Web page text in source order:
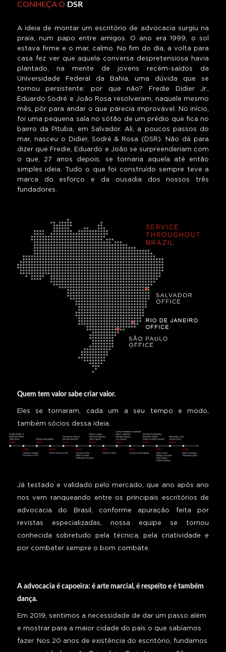
CONHEÇA ODSR
A ideia de montar um escritório de advocacia surgiu na
praia, num papo entre amigos. O ano era 1999, o sol
estava firme e o mar, calmo. No fim do dia, a volta para
casa fez ver que aquela conversa despretensiosa havia
plantado, na mente de jovens recém-saídos da
Universidade Federal da Bahia, uma dúvida que se
tornou persistente: por que não? Fredie Didier Jr.,
Eduardo Sodré e João Rosa resolveram, naquele mesmo
mês, pôr para andar o que parecia improvável. No início,
foi uma pequena sala no sótão de um prédio que fica no
bairro da Pituba, em Salvador. Ali, a poucos passos do
mar, nasceu o Didier, Sodré & Rosa (DSR). Não dá para
dizer que Fredie, Eduardo e João se surpreenderiam com
o que, 27 anos depois, se tornaria aquela até então
simples ideia. Tudo o que foi construído sempre teve a
marca do esforço e da ousadia dos nossos três
fundadores.
Quem tem valor sabe criar valor.
Eles se tornaram, cada um a seu tempo e modo,
também sócios dessa ideia.
Já testado e validado pelo mercado, que ano após ano
nos vem ranqueando entre os principais escritórios de
advocacia do Brasil, conforme apuração feita por
revistas especializadas, nossa equipe se tornou
conhecida sobretudo pela técnica, pela criatividade e
por combater sempre o bom combate.
A advocacia é capoeira: é arte marcial, é respeito e é também
dança.
Em 2019, sentimos a necessidade de dar um passo além
e mostrar para a maior cidade do país o que sabíamos
fazer. Nos 20 anos de existência do escritório, fundamos